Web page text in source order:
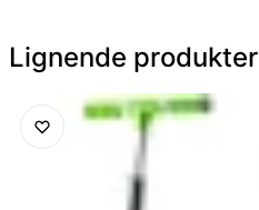
Lignende produkter